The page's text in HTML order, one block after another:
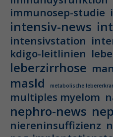
immunosep-studie
intensiv-news
intensivstation
kdigo-leitlinien
leberzirrhose
masld metabolische
multiples myelom
nephro-news
niereninsuffizienz